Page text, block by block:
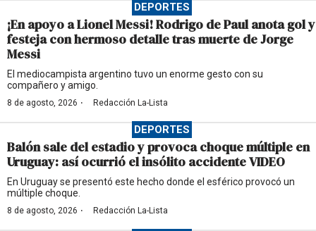
DEPORTES
¡En apoyo a Lionel Messi! Rodrigo de Paul anota gol y
festeja con hermoso detalle tras muerte de Jorge
Messi
El mediocampista argentino tuvo un enorme gesto con su
compañero y amigo.
8 de agosto, 2026 · Redacción La-Lista
DEPORTES
Balón sale del estadio y provoca choque múltiple en
Uruguay: así ocurrió el insólito accidente VIDEO
En Uruguay se presentó este hecho donde el esférico provocó un
múltiple choque.
8 de agosto, 2026 · Redacción La-Lista